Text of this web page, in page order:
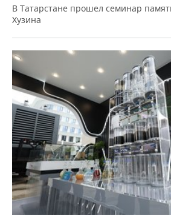
В Татарстане прошел семинар
Хузина